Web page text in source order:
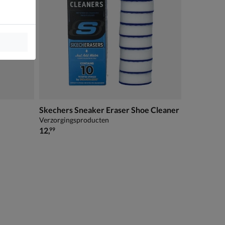
Skechers Sneaker Eraser Shoe Cleaner
Verzorgingsproducten
€ 12,99
12,99